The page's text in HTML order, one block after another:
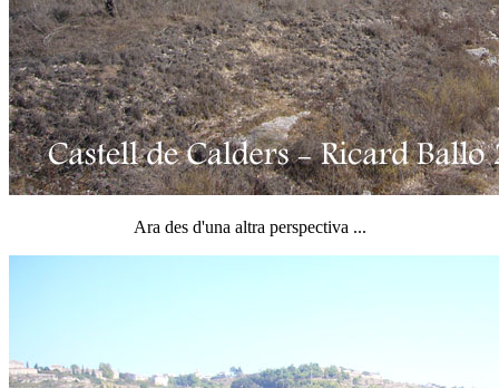
Ara des d'una altra perspectiva ...